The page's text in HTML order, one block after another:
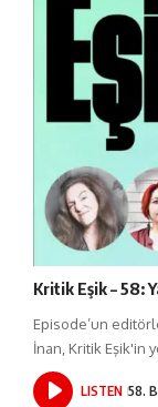
Kritik Eşik – 58:
Episode’un
İnan, Kritik Eşik'in
LISTEN 58.